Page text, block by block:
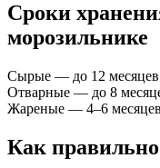
Сроки
морозильнике
Сырые — до 12
Отварные — до 8
Жареные — 4–6
Как